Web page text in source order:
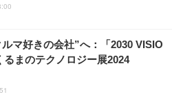
マ好きの会社”へ：「2030 VISIO
まのテクノロジー展2024